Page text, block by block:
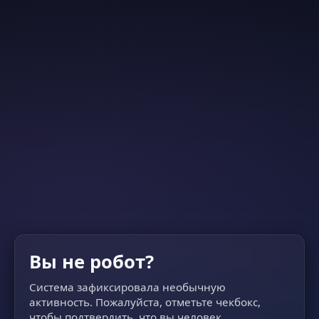
Вы не робот?
Система зафиксировала необычную
активность. Пожалуйста, отметьте чекбокс,